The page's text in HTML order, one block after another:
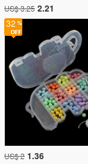
US$ 3.25 2.21
32
US$ 2 1.36